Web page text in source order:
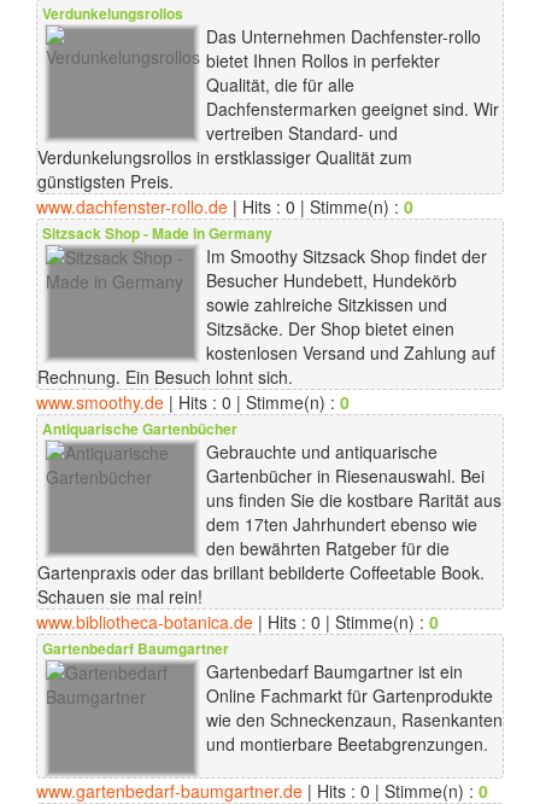
Verdunkelungsrollos
Das Unternehmen Dachfenster-rollo
bietet Ihnen Rollos in perfekter
Qualität, die für alle
Dachfenstermarken geeignet sind. Wir
vertreiben Standard- und
Verdunkelungsrollos in erstklassiger Qualität zum
günstigsten Preis.
www.dachfenster-rollo.de | Hits : 0 | Stimme(n) : 0
Sitzsack Shop - Made in Germany
Im Smoothy Sitzsack Shop findet der
Besucher Hundebett, Hundekörb
sowie zahlreiche Sitzkissen und
Sitzsäcke. Der Shop bietet einen
kostenlosen Versand und Zahlung auf
Rechnung. Ein Besuch lohnt sich.
www.smoothy.de | Hits : 0 | Stimme(n) : 0
Antiquarische Gartenbücher
Gebrauchte und antiquarische
Gartenbücher in Riesenauswahl. Bei
uns finden Sie die kostbare Rarität aus
dem 17ten Jahrhundert ebenso wie
den bewährten Ratgeber für die
Gartenpraxis oder das brillant bebilderte Coffeetable Book.
Schauen sie mal rein!
www.bibliotheca-botanica.de | Hits : 0 | Stimme(n) : 0
Gartenbedarf Baumgartner
Gartenbedarf Baumgartner ist ein
Online Fachmarkt für Gartenprodukte
wie den Schneckenzaun, Rasenkanten
und montierbare Beetabgrenzungen.
www.gartenbedarf-baumgartner.de | Hits : 0 | Stimme(n) : 0